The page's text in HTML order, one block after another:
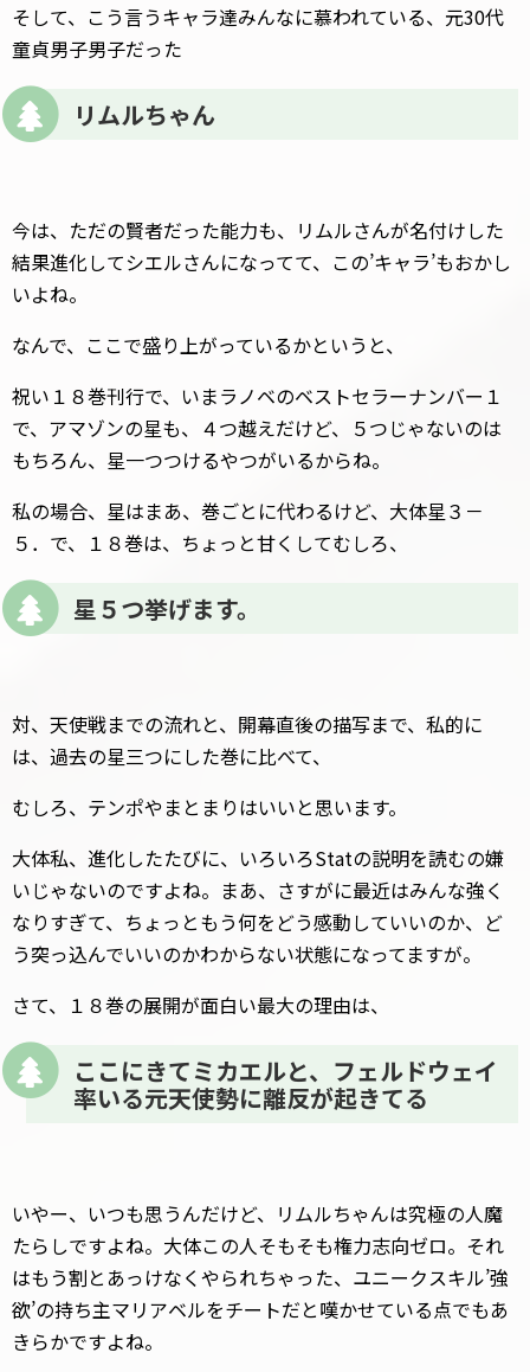
そして、こう言うキャラ達みんなに慕われている、元30代
童貞男子男子だった
リムルちゃん
今は、ただの賢者だった能力も、リムルさんが名付けした
結果進化してシエルさんになってて、この’キャラ’もおかし
いよね。
なんで、ここで盛り上がっているかというと、
祝い１８巻刊行で、いまラノベのベストセラーナンバー１
で、アマゾンの星も、４つ越えだけど、５つじゃないのは
もちろん、星一つつけるやつがいるからね。
私の場合、星はまあ、巻ごとに代わるけど、大体星３－
５．で、１８巻は、ちょっと甘くしてむしろ、
星５つ挙げます。
対、天使戦までの流れと、開幕直後の描写まで、私的に
は、過去の星三つにした巻に比べて、
むしろ、テンポやまとまりはいいと思います。
大体私、進化したたびに、いろいろStatの説明を読むの嫌
いじゃないのですよね。まあ、さすがに最近はみんな強く
なりすぎて、ちょっともう何をどう感動していいのか、ど
う突っ込んでいいのかわからない状態になってますが。
さて、１８巻の展開が面白い最大の理由は、
ここにきてミカエルと、フェルドウェイ
率いる元天使勢に離反が起きてる
いやー、いつも思うんだけど、リムルちゃんは究極の人魔
たらしですよね。大体この人そもそも権力志向ゼロ。それ
はもう割とあっけなくやられちゃった、ユニークスキル’強
欲’の持ち主マリアベルをチートだと嘆かせている点でもあ
きらかですよね。